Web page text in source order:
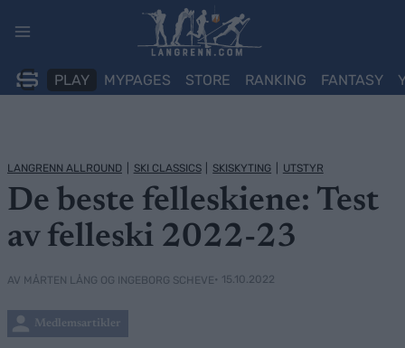
PLAY MYPAGES STORE RANKING FANTASY
LANGRENN ALLROUND SKI CLASSICS SKISKYTING UTSTYR
De beste felleskiene: Test
av felleski 2022-23
AV MÅRTEN LÅNG OG INGEBORG SCHEVE• 15.10.2022
Medlemsartikler